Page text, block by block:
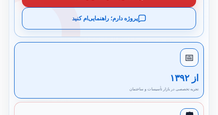
پروژه دارم؛ راهنمایی‌ام کنید
📅
از ۱۳۹۲
تجربه تخصصی در بازار تأسیسات و ساختمان